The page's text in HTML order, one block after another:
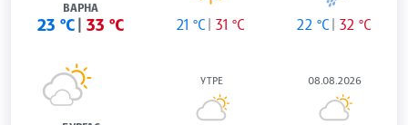
ВАРНА
23 °C 33 °C 21 °C 31 °C 22 °C 32 °C
УТРЕ 08.08.2026